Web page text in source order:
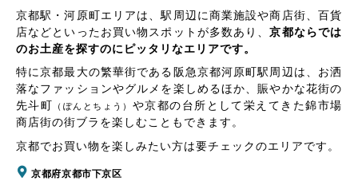
京都駅・河原町エリアは、駅周辺に商業施設や商店街、百貨
店などといったお買い物スポットが多数あり、京都ならでは
のお土産を探すのにピッタリなエリアです。
特に京都最大の繁華街である阪急京都河原町駅周辺は、お洒
落なファッションやグルメを楽しめるほか、賑やかな花街の
先斗町
（ぽんとちょう） や京都の台所として栄えてきた錦市場
商店街の街ブラを楽しむこともできます。
京都でお買い物を楽しみたい方は要チェックのエリアです。
京都府京都市下京区